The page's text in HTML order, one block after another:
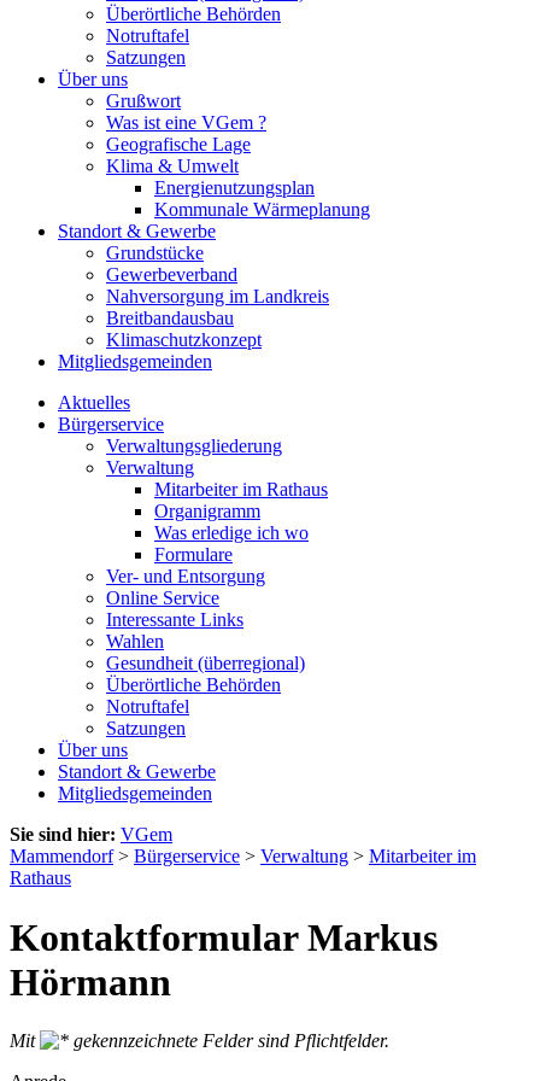
Überörtliche Behörden
Notruftafel
Satzungen
Über uns
Grußwort
Was ist eine VGem ?
Geografische Lage
Klima & Umwelt
Energienutzungsplan
Kommunale Wärmeplanung
Standort & Gewerbe
Grundstücke
Gewerbeverband
Nahversorgung im Landkreis
Breitbandausbau
Klimaschutzkonzept
Mitgliedsgemeinden
Aktuelles
Bürgerservice
Verwaltungsgliederung
Verwaltung
Mitarbeiter im Rathaus
Organigramm
Was erledige ich wo
Formulare
Ver- und Entsorgung
Online Service
Interessante Links
Wahlen
Gesundheit (überregional)
Überörtliche Behörden
Notruftafel
Satzungen
Über uns
Standort & Gewerbe
Mitgliedsgemeinden
Sie sind hier: VGem
Mammendorf> Bürgerservice > Verwaltung > Mitarbeiter im
Rathaus
Kontaktformular Markus
Hörmann
Mit
gekennzeichnete Felder sind Pflichtfelder.